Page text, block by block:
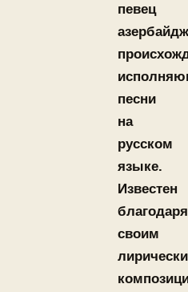
певец
песни
на
русском
языке.
Известен
благодаря
своим